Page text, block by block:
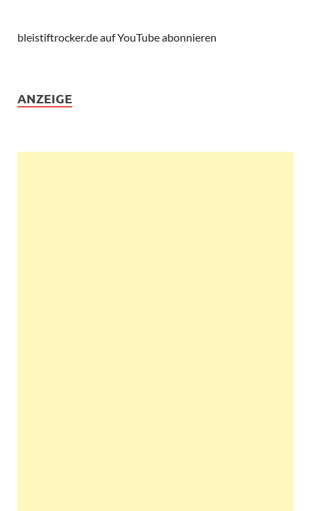
bleistiftrocker.de auf YouTube abonnieren
ANZEIGE